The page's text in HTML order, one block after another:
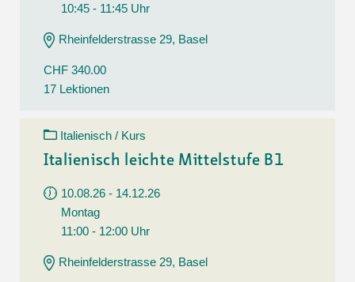
10:45 - 11:45 Uhr
Rheinfelderstrasse 29, Basel
CHF 340.00
17 Lektionen
Italienisch / Kurs
Italienisch leichte Mittelstufe B1
10.08.26 - 14.12.26
Montag
11:00 - 12:00 Uhr
Rheinfelderstrasse 29, Basel